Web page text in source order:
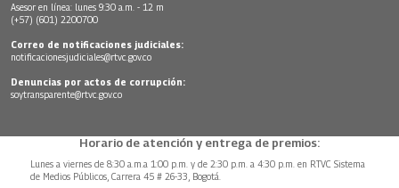
Asesor en línea: lunes 9:30 a.m. - 12 m
(+57) (601) 2200700
Correo de notificaciones judiciales:
notificacionesjudiciales@rtvc.gov.co
Denuncias por actos de corrupción:
soytransparente@rtvc.gov.co
Horario de atención y entrega de premios:
Lunes a viernes de 8:30 a.m.a 1:00 p.m. y de 2:30 p.m. a 4:30 p.m. en RTVC Sistema
de Medios Públicos, Carrera 45 # 26-33, Bogotá.